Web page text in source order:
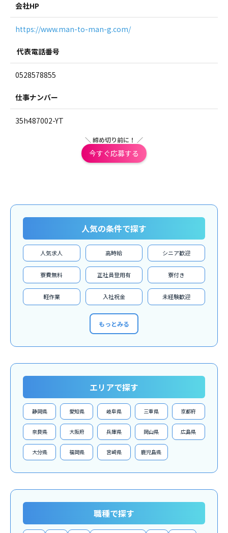
会社HP
https://www.man-to-man-g.com/
代表電話番号
0528578855
仕事ナンバー
35h487002-YT
＼ 締め切り前に！ ／
今すぐ応募する
人気の条件で探す
人気求人 高時給 シニア歓迎
寮費無料 正社員登用有 寮付き
軽作業 入社祝金 未経験歓迎
もっとみる
エリアで探す
静岡県 愛知県 岐阜県 三重県 京都府
奈良県 大阪府 兵庫県 岡山県 広島県
大分県 福岡県 宮崎県 鹿児島県
職種で探す